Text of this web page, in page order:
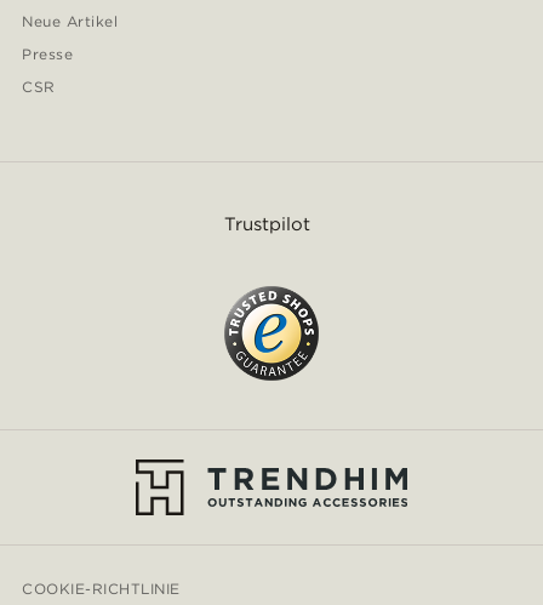
Neue Artikel
Presse
CSR
Trustpilot
COOKIE-RICHTLINIE